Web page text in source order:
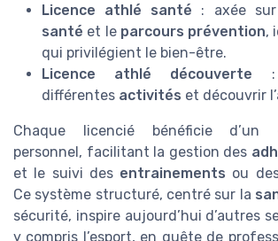
Licence athlé santé : axée
santé et le parcours prévention,
qui privilégient le bien-être.
Licence athlé découverte :
différentes activités et découvrir
Chaque licencié bénéficie d’un
personnel, facilitant la gestion des
et le suivi des entrainements ou
Ce système structuré, centré sur la
sécurité, inspire aujourd’hui d’autres
y compris l’esport, en quête de